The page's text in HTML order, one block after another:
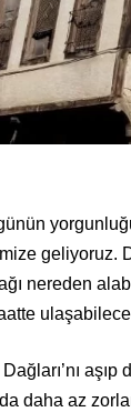
geliyoruz.
nereden
daha az